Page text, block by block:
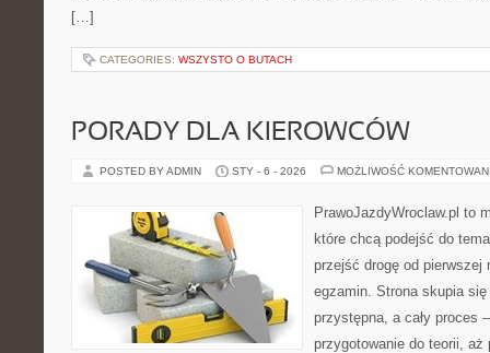
[…]
CATEGORIES: WSZYSTO O BUTACH
PORADY DLA KIEROWCÓW
POSTED BY ADMIN STY - 6 - 2026 MOŻLIWOŚĆ
PrawoJazdyWroclaw.pl to
które chcą podejść do
przejść drogę od
egzamin. Strona skupia
przystępna, a cały proces
przygotowanie do teorii,